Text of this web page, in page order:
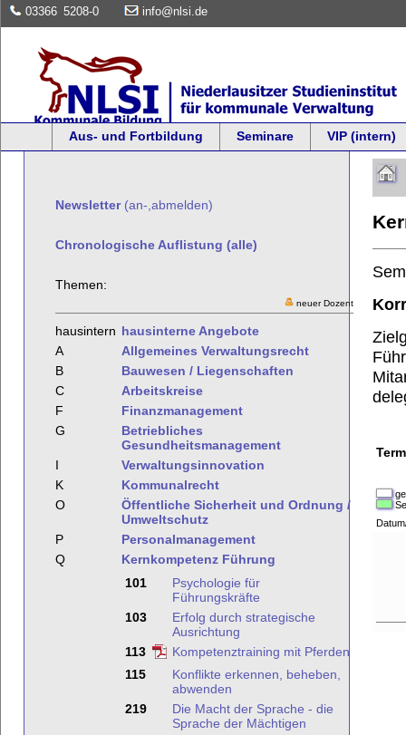
03366 5208-0 info@nlsi.de
Aus- und Fortbildung Seminare VIP (intern)
Newsletter(an-,abmelden)
Chronologische Auflistung (alle)
Themen:
neuer Dozent
hausintern hausinterne Angebote
A
Allgemeines Verwaltungsrecht
B
Bauwesen / Liegenschaften
C
Arbeitskreise
F
Finanzmanagement
G
Betriebliches
Gesundheitsmanagement
I
Verwaltungsinnovation
K
Kommunalrecht
O
Öffentliche Sicherheit und Ordnung /
Umweltschutz
P
Personalmanagement
Q
Kernkompetenz Führung
101
Psychologie für
Führungskräfte
103
Erfolg durch strategische
Ausrichtung
113
Kompetenztraining mit Pferden
115
Konflikte erkennen, beheben,
abwenden
219
Die Macht der Sprache - die
Sprache der Mächtigen